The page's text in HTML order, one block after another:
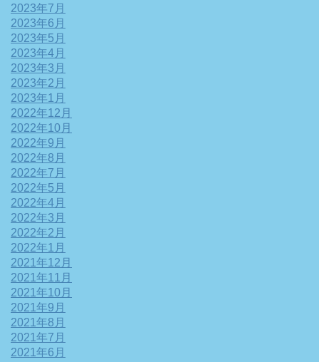
2023年7月
2023年6月
2023年5月
2023年4月
2023年3月
2023年2月
2023年1月
2022年12月
2022年10月
2022年9月
2022年8月
2022年7月
2022年5月
2022年4月
2022年3月
2022年2月
2022年1月
2021年12月
2021年11月
2021年10月
2021年9月
2021年8月
2021年7月
2021年6月